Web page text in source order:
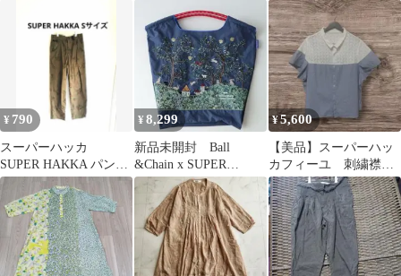
¥ 790
スーパーハッカ
SUPER HAKKA パン
ツ カーキ 綿100 フ
ルレングス
¥8,299
新品未開封 Ball
&Chain x SUPER
HAKKA ネイビー
¥5,600
【美品】スーパーハッ
カフィーユ 刺繍襟
ブラウス 21号 夏